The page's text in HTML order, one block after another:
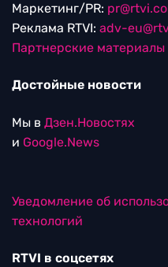
Маркетинг/PR:
Реклама RTVI: adv-
Партнерские материалы
Достойные новости
Мы в Дзен.Новостях
и Google.News
Уведомление об
технологий
RTVI в соцсетях